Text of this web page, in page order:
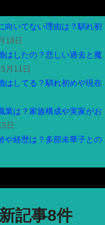
向いてない理由は？馴れ初
18日
はしたの？悲しい過去と魔
月11日
はしてる？馴れ初めや現在
業は？家族構成や実家がお
日
や経歴は？多部未華子との
記事8件